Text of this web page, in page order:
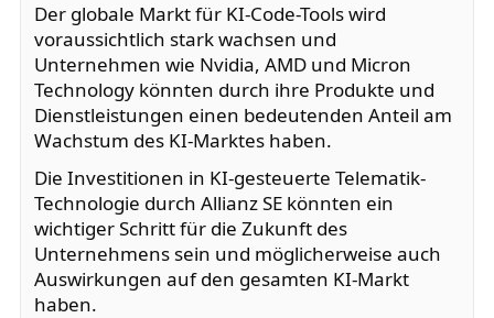
Der globale Markt für KI-Code-Tools wird
voraussichtlich stark wachsen und
Unternehmen wie Nvidia, AMD und Micron
Technology könnten durch ihre Produkte und
Dienstleistungen einen bedeutenden Anteil am
Wachstum des KI-Marktes haben.
Die Investitionen in KI-gesteuerte Telematik-
Technologie durch Allianz SE könnten ein
wichtiger Schritt für die Zukunft des
Unternehmens sein und möglicherweise auch
Auswirkungen auf den gesamten KI-Markt
haben.